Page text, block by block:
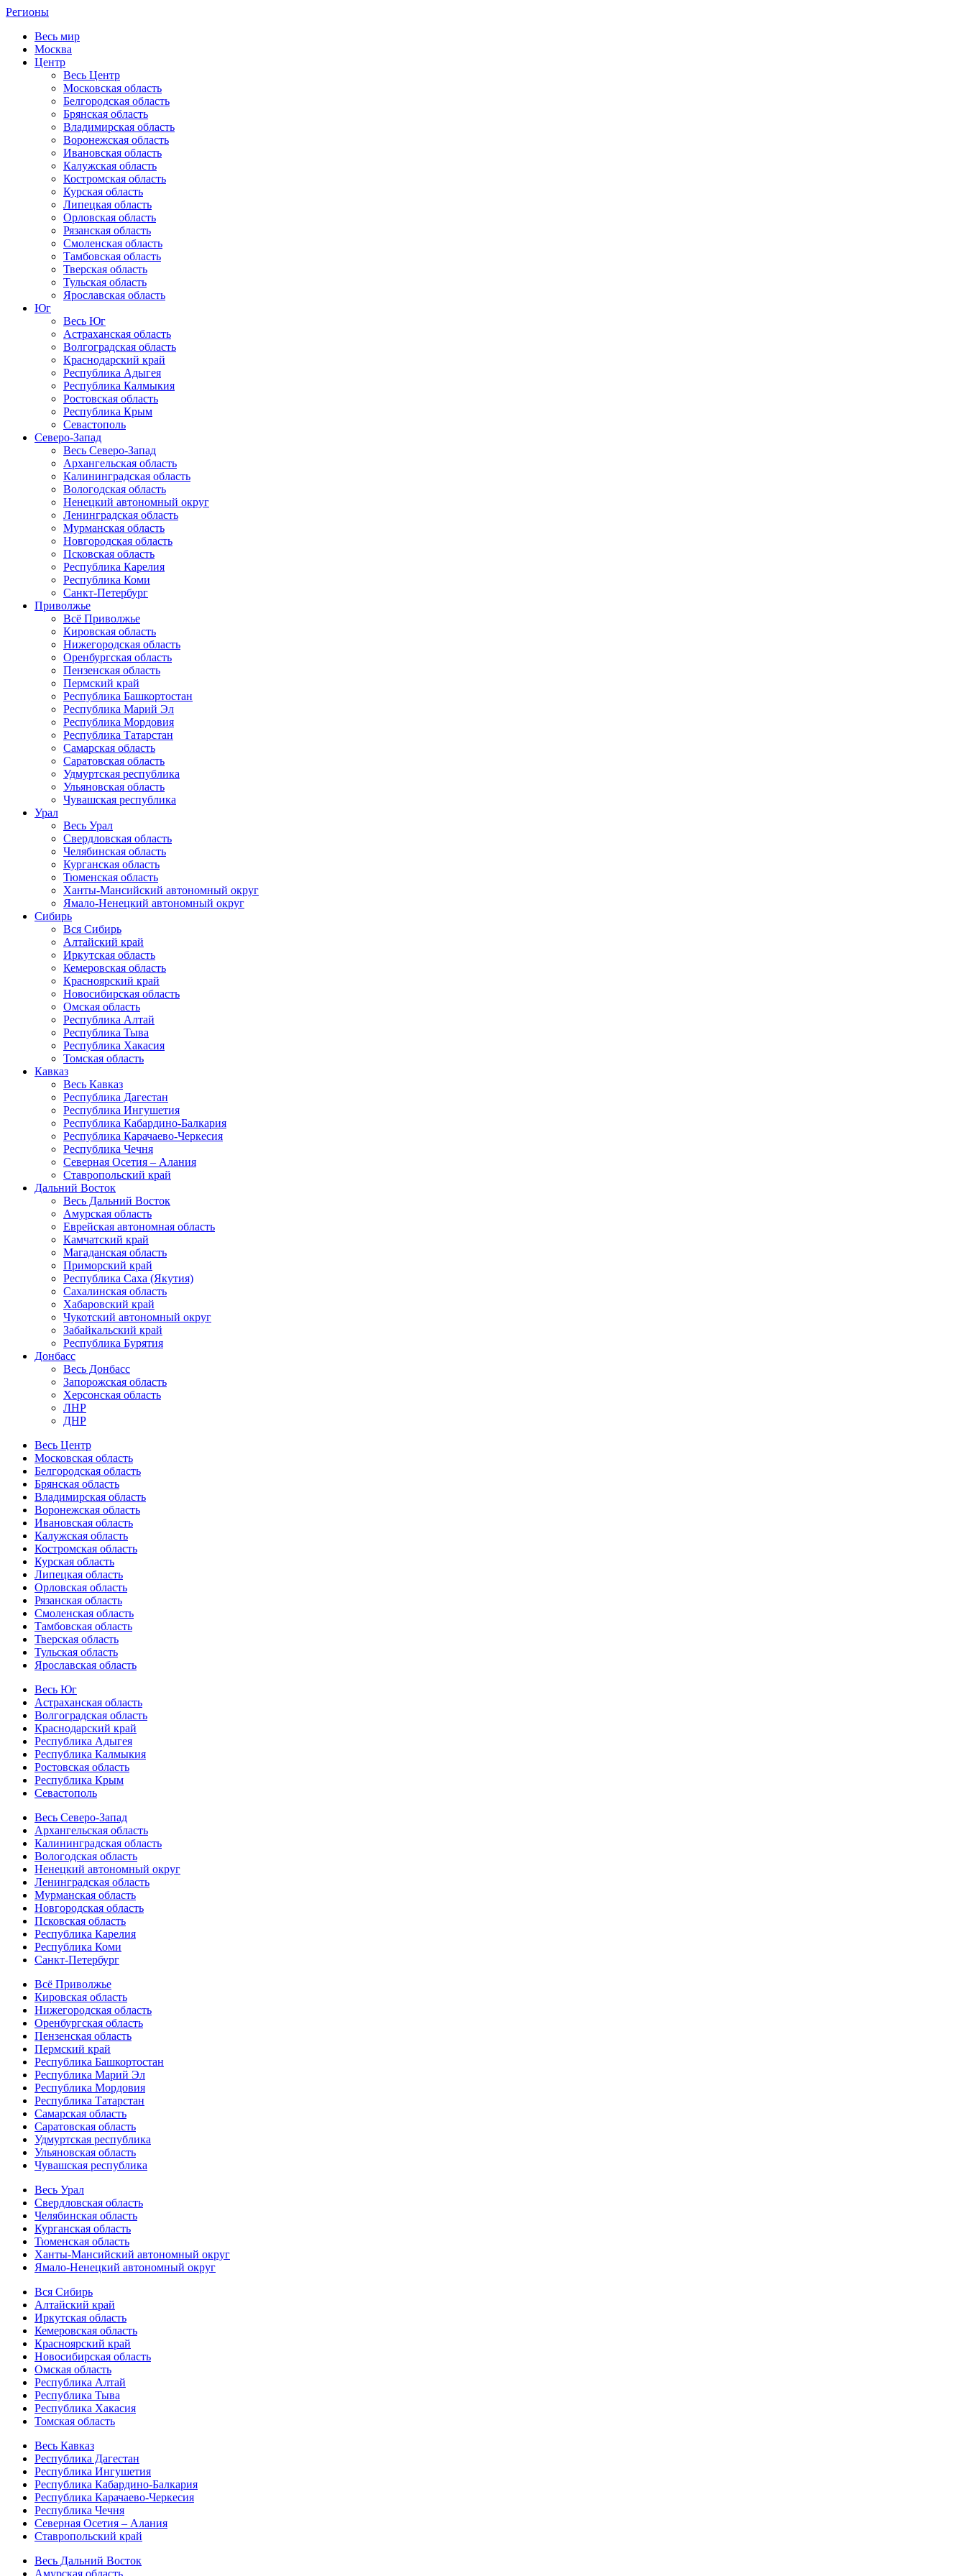
Регионы
Весь мир
Москва
Центр
Весь Центр
Московская область
Белгородская область
Брянская область
Владимирская область
Воронежская область
Ивановская область
Калужская область
Костромская область
Курская область
Липецкая область
Орловская область
Рязанская область
Смоленская область
Тамбовская область
Тверская область
Тульская область
Ярославская область
Юг
Весь Юг
Астраханская область
Волгоградская область
Краснодарский край
Республика Адыгея
Республика Калмыкия
Ростовская область
Республика Крым
Севастополь
Северо-Запад
Весь Северо-Запад
Архангельская область
Калининградская область
Вологодская область
Ненецкий автономный округ
Ленинградская область
Мурманская область
Новгородская область
Псковская область
Республика Карелия
Республика Коми
Санкт-Петербург
Приволжье
Всё Приволжье
Кировская область
Нижегородская область
Оренбургская область
Пензенская область
Пермский край
Республика Башкортостан
Республика Марий Эл
Республика Мордовия
Республика Татарстан
Самарская область
Саратовская область
Удмуртская республика
Ульяновская область
Чувашская республика
Урал
Весь Урал
Свердловская область
Челябинская область
Курганская область
Тюменская область
Ханты-Мансийский автономный округ
Ямало-Ненецкий автономный округ
Сибирь
Вся Сибирь
Алтайский край
Иркутская область
Кемеровская область
Красноярский край
Новосибирская область
Омская область
Республика Алтай
Республика Тыва
Республика Хакасия
Томская область
Кавказ
Весь Кавказ
Республика Дагестан
Республика Ингушетия
Республика Кабардино-Балкария
Республика Карачаево-Черкесия
Республика Чечня
Северная Осетия – Алания
Ставропольский край
Дальний Восток
Весь Дальний Восток
Амурская область
Еврейская автономная область
Камчатский край
Магаданская область
Приморский край
Республика Саха (Якутия)
Сахалинская область
Хабаровский край
Чукотский автономный округ
Забайкальский край
Республика Бурятия
Донбасс
Весь Донбасс
Запорожская область
Херсонская область
ЛНР
ДНР
Весь Центр
Московская область
Белгородская область
Брянская область
Владимирская область
Воронежская область
Ивановская область
Калужская область
Костромская область
Курская область
Липецкая область
Орловская область
Рязанская область
Смоленская область
Тамбовская область
Тверская область
Тульская область
Ярославская область
Весь Юг
Астраханская область
Волгоградская область
Краснодарский край
Республика Адыгея
Республика Калмыкия
Ростовская область
Республика Крым
Севастополь
Весь Северо-Запад
Архангельская область
Калининградская область
Вологодская область
Ненецкий автономный округ
Ленинградская область
Мурманская область
Новгородская область
Псковская область
Республика Карелия
Республика Коми
Санкт-Петербург
Всё Приволжье
Кировская область
Нижегородская область
Оренбургская область
Пензенская область
Пермский край
Республика Башкортостан
Республика Марий Эл
Республика Мордовия
Республика Татарстан
Самарская область
Саратовская область
Удмуртская республика
Ульяновская область
Чувашская республика
Весь Урал
Свердловская область
Челябинская область
Курганская область
Тюменская область
Ханты-Мансийский автономный округ
Ямало-Ненецкий автономный округ
Вся Сибирь
Алтайский край
Иркутская область
Кемеровская область
Красноярский край
Новосибирская область
Омская область
Республика Алтай
Республика Тыва
Республика Хакасия
Томская область
Весь Кавказ
Республика Дагестан
Республика Ингушетия
Республика Кабардино-Балкария
Республика Карачаево-Черкесия
Республика Чечня
Северная Осетия – Алания
Ставропольский край
Весь Дальний Восток
Амурская область